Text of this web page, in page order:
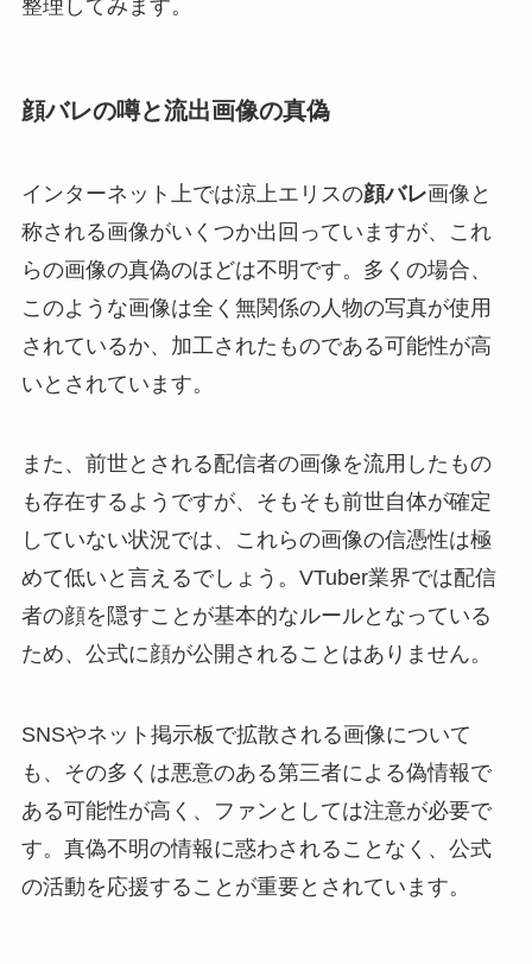
整理してみます。
顔バレの噂と流出画像の真偽
インターネット上では涼上エリスの顔バレ画像と
称される画像がいくつか出回っていますが、これ
らの画像の真偽のほどは不明です。多くの場合、
このような画像は全く無関係の人物の写真が使用
されているか、加工されたものである可能性が高
いとされています。
また、前世とされる配信者の画像を流用したもの
も存在するようですが、そもそも前世自体が確定
していない状況では、これらの画像の信憑性は極
めて低いと言えるでしょう。VTuber業界では配信
者の顔を隠すことが基本的なルールとなっている
ため、公式に顔が公開されることはありません。
SNSやネット掲示板で拡散される画像について
も、その多くは悪意のある第三者による偽情報で
ある可能性が高く、ファンとしては注意が必要で
す。真偽不明の情報に惑わされることなく、公式
の活動を応援することが重要とされています。